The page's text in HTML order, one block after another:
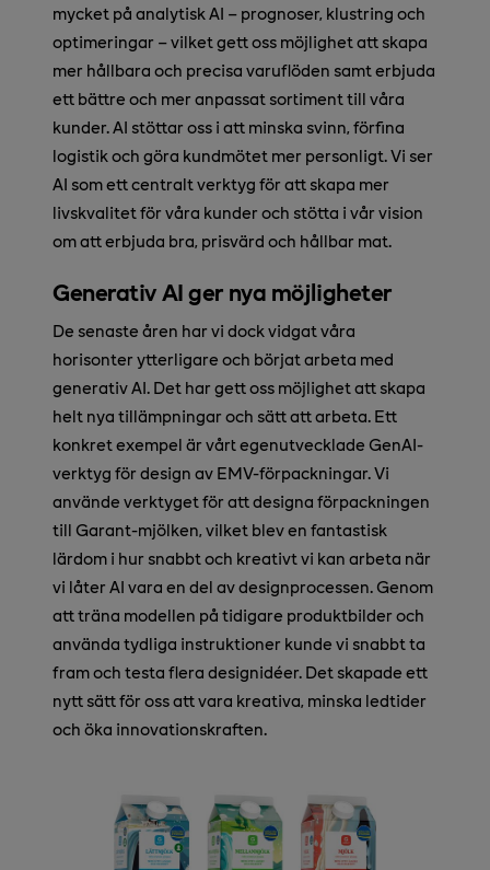
mycket på analytisk AI – prognoser, klustring och
optimeringar – vilket gett oss möjlighet att skapa
mer hållbara och precisa varuflöden samt erbjuda
ett bättre och mer anpassat sortiment till våra
kunder. AI stöttar oss i att minska svinn, förfina
logistik och göra kundmötet mer personligt. Vi ser
AI som ett centralt verktyg för att skapa mer
livskvalitet för våra kunder och stötta i vår vision
om att erbjuda bra, prisvärd och hållbar mat.
Generativ AI ger nya möjligheter
De senaste åren har vi dock vidgat våra
horisonter ytterligare och börjat arbeta med
generativ AI. Det har gett oss möjlighet att skapa
helt nya tillämpningar och sätt att arbeta. Ett
konkret exempel är vårt egenutvecklade GenAI-
verktyg för design av EMV-förpackningar. Vi
använde verktyget för att designa förpackningen
till Garant-mjölken, vilket blev en fantastisk
lärdom i hur snabbt och kreativt vi kan arbeta när
vi låter AI vara en del av designprocessen. Genom
att träna modellen på tidigare produktbilder och
använda tydliga instruktioner kunde vi snabbt ta
fram och testa flera designidéer. Det skapade ett
nytt sätt för oss att vara kreativa, minska ledtider
och öka innovationskraften.